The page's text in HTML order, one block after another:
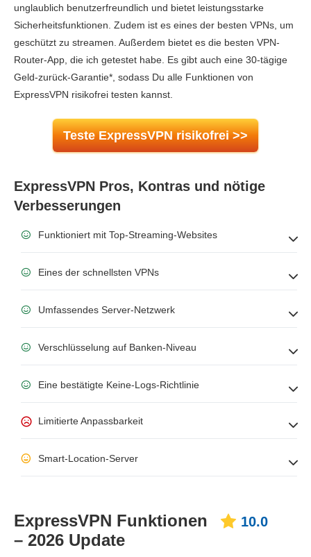
unglaublich benutzerfreundlich und bietet leistungsstarke
Sicherheitsfunktionen. Zudem ist es eines der besten VPNs, um
geschützt zu streamen. Außerdem bietet es die besten VPN-
Router-App, die ich getestet habe. Es gibt auch eine 30-tägige
Geld-zurück-Garantie*, sodass Du alle Funktionen von
ExpressVPN risikofrei testen kannst.
Teste ExpressVPN risikofrei >>
ExpressVPN Pros, Kontras und nötige
Verbesserungen
Funktioniert mit Top-Streaming-Websites
Eines der schnellsten VPNs
Umfassendes Server-Netzwerk
Verschlüsselung auf Banken-Niveau
Eine bestätigte Keine-Logs-Richtlinie
Limitierte Anpassbarkeit
Smart-Location-Server
ExpressVPN Funktionen
– 2026 Update
10.0